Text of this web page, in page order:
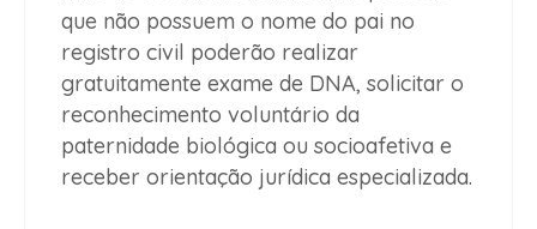
que não possuem o nome do pai no
registro civil poderão realizar
gratuitamente exame de DNA, solicitar o
reconhecimento voluntário da
paternidade biológica ou socioafetiva e
receber orientação jurídica especializada.